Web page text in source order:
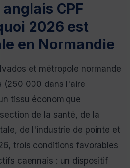
CPF
2026 est
en Normandie
et métropole normande
(250 000 dans l'aire
tissu économique
de la santé, de la
de l'industrie de pointe et
trois conditions favorables
caennais : un dispositif